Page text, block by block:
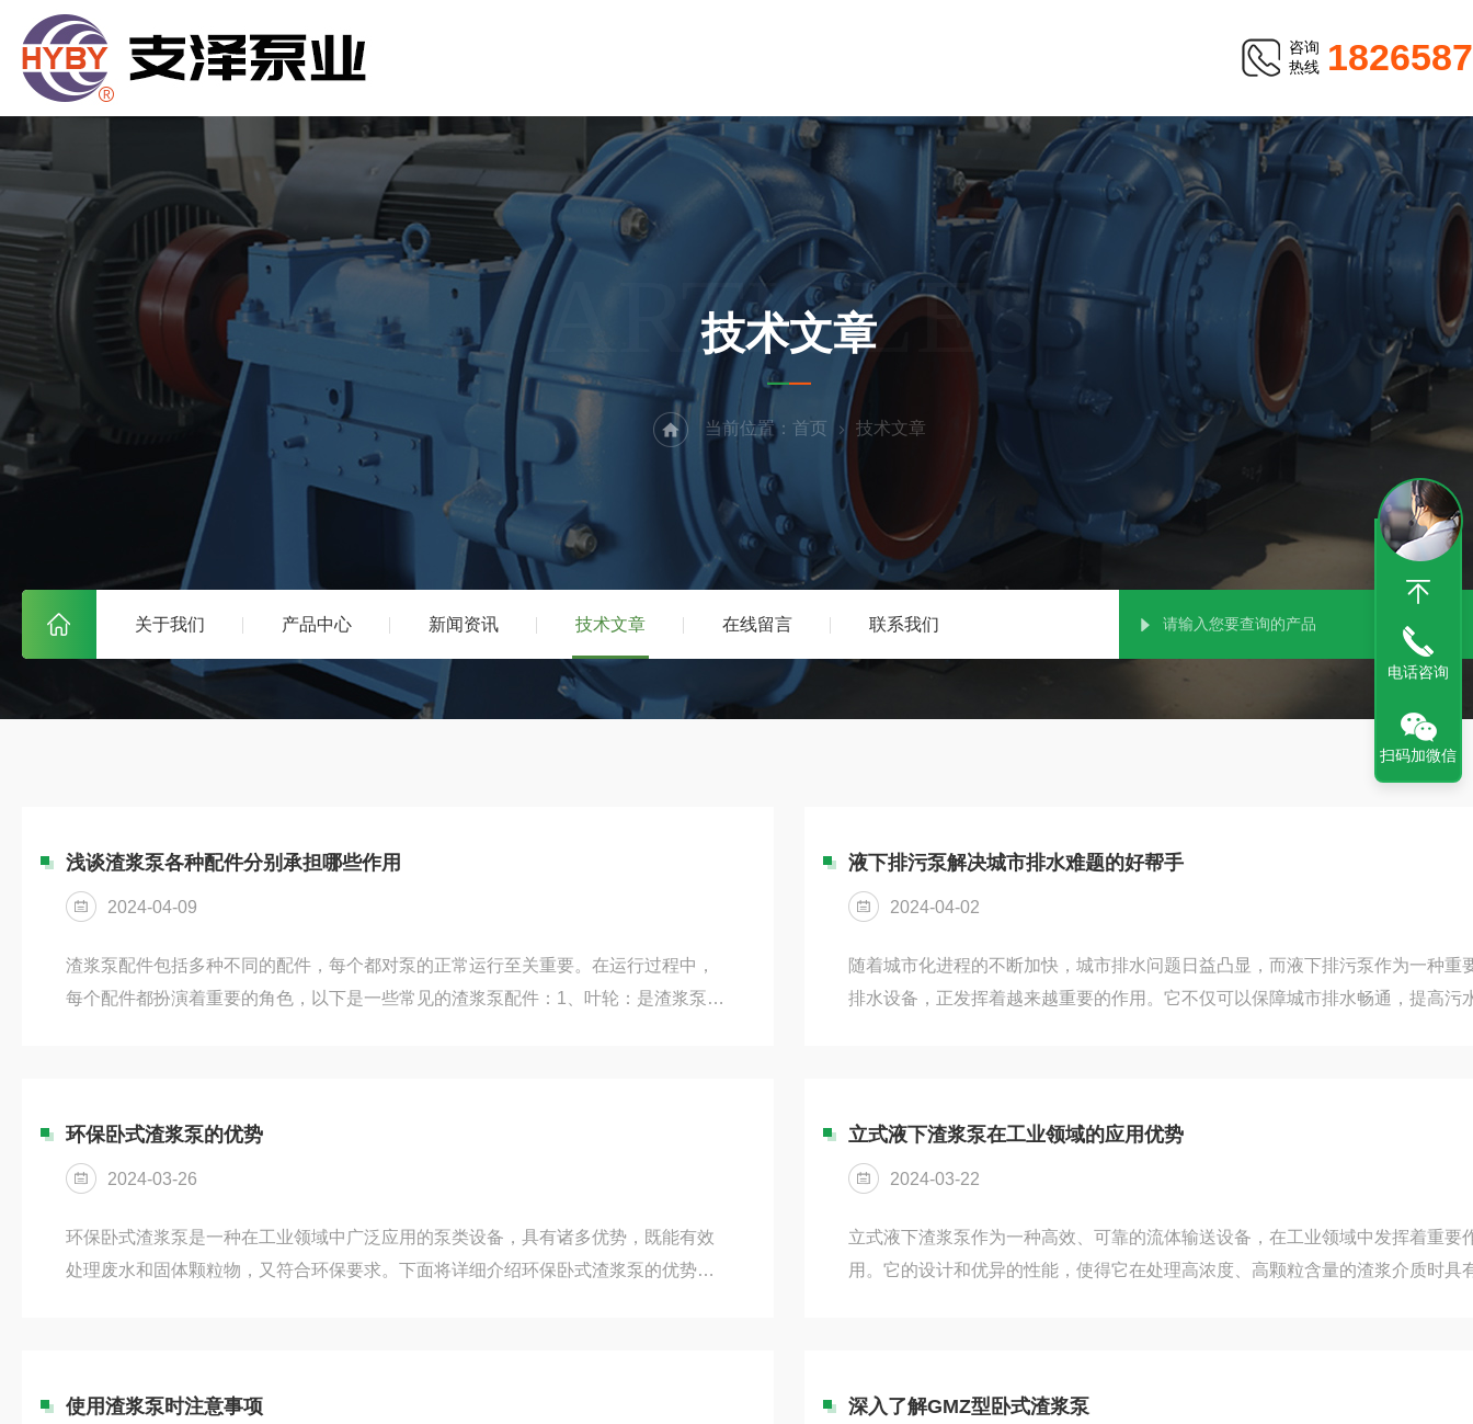
咨询
热线
关于我们 产品中心 新闻资讯 技术文章 在线留言 联系我们
ARTICLES
技术文章
当前位置： 首页 技术文章
浅谈渣浆泵各种配件分别承担哪些作用
2024-04-09
渣浆泵配件包括多种不同的配件，每个都对泵的正常运行至关重要。在运行过程中，
每个配件都扮演着重要的角色，以下是一些常见的渣浆泵配件：1、叶轮：是渣浆泵的
部影响。泵体和泵盖保护内部零件不受外界影响，同时形成过流腔室，确保介质能够
有效输送。4、后护板：位于泵体...
液下排污泵解决城市排水难题的好帮手
2024-04-02
随着城市化进程的不断加快，城市排水问题日益凸显，而液下排污泵作为一种重
排水设备，正发挥着越来越重要的作用。它不仅可以保障城市排水畅通，提高污
将液体吸入泵体，然后通过管道排放到一定位置，完成排水作业。2.应用领域-城
水系统：用于排放城市生活污水...
环保卧式渣浆泵的优势
2024-03-26
环保卧式渣浆泵是一种在工业领域中广泛应用的泵类设备，具有诸多优势，既能有效
处理废水和固体颗粒物，又符合环保要求。下面将详细介绍环保卧式渣浆泵的优势。
率。2、具有较低的能耗。采用良好的设计和材料，降低了泵的摩擦损耗和能源消耗，
立式液下渣浆泵在工业领域的应用优势
2024-03-22
立式液下渣浆泵作为一种高效、可靠的流体输送设备，在工业领域中发挥着重要
用。它的设计和优异的性能，使得它在处理高浓度、高颗粒含量的渣浆介质时具
质的流动特性，从而实现高效、稳定的输送。这使得它在矿山、冶金、电力等需
使用渣浆泵时注意事项 深入了解GMZ型卧式渣浆泵
电话咨询
扫码加微信